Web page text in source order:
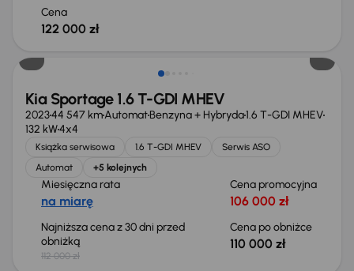
Cena
122 000 zł
Kia Sportage 1.6 T-GDI MHEV
202344 547 kmAutomatBenzyna + Hybryda1.6 T-GDI MHEV
132 kW4x4
Książka serwisowa 1.6 T-GDI MHEV
Serwis ASO
Automat
+5 kolejnych
Miesięczna rata
na miarę
Cena promocyjna
106 000 zł
Najniższa cena z 30 dni przed
obniżką
112 000 zł
Cena po obniżce
110 000 zł
Taniej o 2 000 zł